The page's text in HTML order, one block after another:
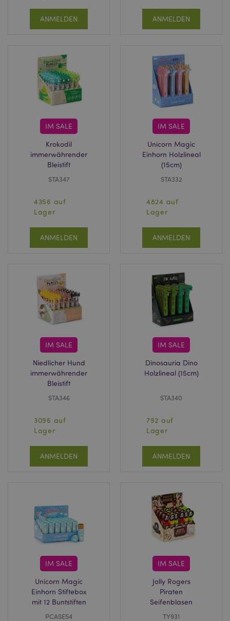
ANMELDEN ANMELDEN
IM SALE
Krokodil
immerwährender
Bleistift
STA347
4356 auf
Lager
ANMELDEN
IM SALE
Unicorn Magic
Einhorn Holzlineal
(15cm)
STA332
4824 auf
Lager
ANMELDEN
IM SALE
Niedlicher Hund
immerwährender
Bleistift
STA346
3096 auf
Lager
ANMELDEN
IM SALE
Dinosauria Dino
Holzlineal (15cm)
STA340
792 auf
Lager
ANMELDEN
IM SALE
Unicorn Magic
Einhorn Stiftebox
mit 12 Buntstiften
PCASE54
IM SALE
Jolly Rogers
Piraten
Seifenblasen
TY931